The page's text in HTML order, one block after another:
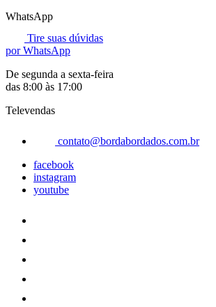
WhatsApp
Tire suas dúvidas
por WhatsApp
De segunda a sexta-feira
das 8:00 às 17:00
Televendas
contato@bordabordados.com.br
facebook
instagram
youtube